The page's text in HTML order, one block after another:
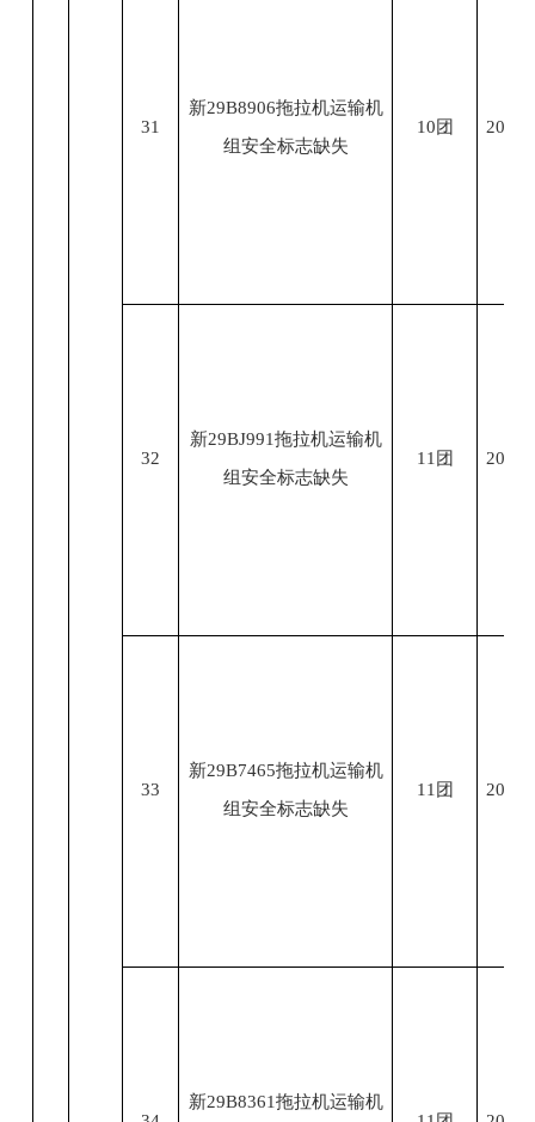
31
新29B8906拖拉机运输机
组安全标志缺失
10团
32
新29BJ991拖拉机运输机
组安全标志缺失
11团
33
新29B7465拖拉机运输机
组安全标志缺失
11团
新29B8361拖拉机运输机